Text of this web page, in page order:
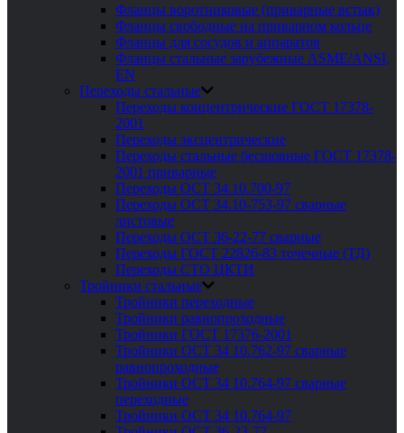
Фланцы воротниковые (приварные встык)
Фланцы свободные на приварном кольце
Фланцы для сосудов и аппаратов
Фланцы стальные зарубежные ASME/ANSI,
EN
Переходы стальные
Переходы концентрические ГОСТ 17378-
2001
Переходы эксцентрические
Переходы стальные бесшовные ГОСТ 17378-
2001 приварные
Переходы ОСТ 34.10.700-97
Переходы ОСТ 34.10-753-97 сварные
листовые
Переходы ОСТ 36-22-77 сварные
Переходы ГОСТ 22826-83 точечные (ТД)
Переходы СТО ЦКТИ
Тройники стальные
Тройники переходные
Тройники равнопроходные
Тройники ГОСТ 17376-2001
Тройники ОСТ 34 10.762-97 сварные
равнопроходные
Тройники ОСТ 34 10.764-97 сварные
переходные
Тройники ОСТ 34 10.764-97